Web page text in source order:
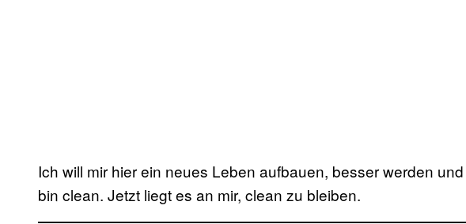
Ich will mir hier ein neues Leben aufbauen, besser werden
bin clean. Jetzt liegt es an mir, clean zu bleiben.